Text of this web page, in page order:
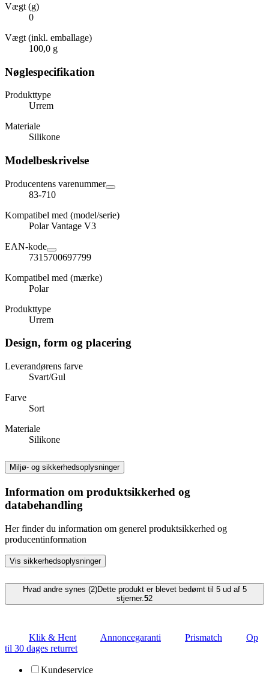
Vægt (g)
0
Vægt (inkl. emballage)
100,0 g
Nøglespecifikation
Produkttype
Urrem
Materiale
Silikone
Modelbeskrivelse
Producentens varenummer
83-710
Kompatibel med (model/serie)
Polar Vantage V3
EAN-kode
7315700697799
Kompatibel med (mærke)
Polar
Produkttype
Urrem
Design, form og placering
Leverandørens farve
Svart/Gul
Farve
Sort
Materiale
Silikone
Miljø- og sikkerhedsoplysninger
Information om produktsikkerhed og
databehandling
Her finder du information om generel produktsikkerhed og
producentinformation
Vis sikkerhedsoplysninger
Hvad andre synes (2)Dette produkt er blevet bedømt til 5 ud af 5
stjerner.52
Klik & Hent Annoncegaranti Prismatch
Op
til 30 dages returret
Kundeservice